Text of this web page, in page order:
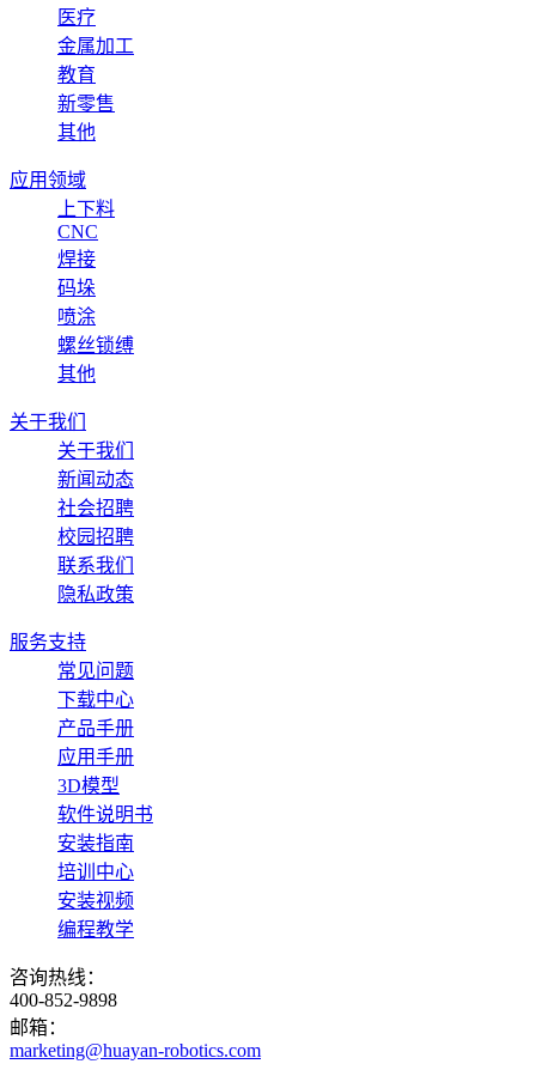
医疗
金属加工
教育
新零售
其他
应用领域
上下料
CNC
焊接
码垛
喷涂
螺丝锁缚
其他
关于我们
关于我们
新闻动态
社会招聘
校园招聘
联系我们
隐私政策
服务支持
常见问题
下载中心
产品手册
应用手册
3D模型
软件说明书
安装指南
培训中心
安装视频
编程教学
咨询热线：
400-852-9898
邮箱：
marketing@huayan-robotics.com